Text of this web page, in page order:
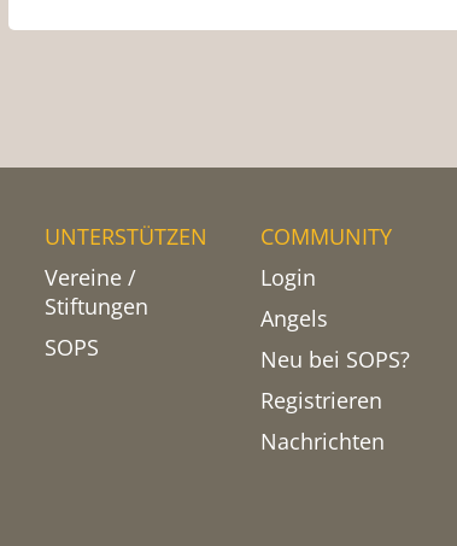
UNTERSTÜTZEN
Vereine /
Stiftungen
SOPS
COMMUNITY
Login
Angels
Neu bei SOPS?
Registrieren
Nachrichten